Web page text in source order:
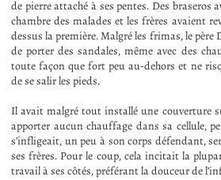
de pierre attaché à ses pentes. Des braseros
chambre des malades et les frères avaient
dessus la première. Malgré les frimas, le père
de porter des sandales, même avec des
toute façon que fort peu au-dehors et ne
de se salir les pieds.
Il avait malgré tout installé une couverture
apporter aucun chauffage dans sa cellule,
s’infligeait, un peu à son corps défendant,
ses frères. Pour le coup, cela incitait la
travail à ses côtés, préférant la douceur de